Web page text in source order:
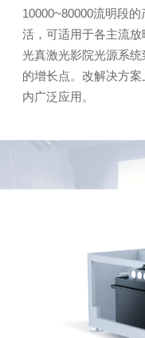
10000~80000流明段
活，可适用于各主流
光真激光影院光源系
的增长点。改解决方
内广泛应用。